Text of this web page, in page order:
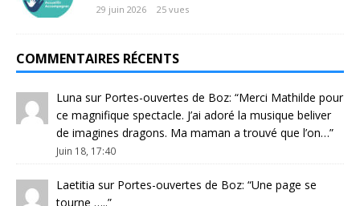
29 juin 2026 25 vues
COMMENTAIRES RÉCENTS
Luna sur Portes-ouvertes de Boz: “Merci Mathilde pour
ce magnifique spectacle. J’ai adoré la musique beliver
de imagines dragons. Ma maman a trouvé que l’on…”
Juin 18, 17:40
Laetitia sur Portes-ouvertes de Boz: “Une page se
tourne …..”